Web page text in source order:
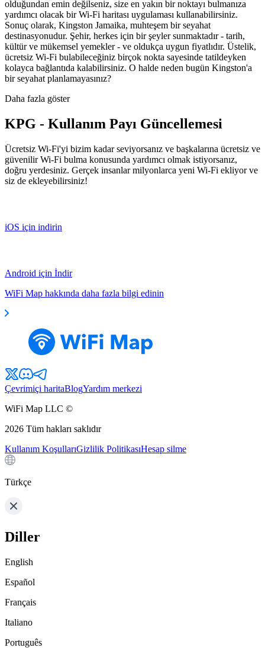
olduğundan emin değilseniz, size en yakın bir noktayı bulmanıza
yardımcı olacak bir Wi-Fi haritası uygulaması kullanabilirsiniz.
Sonuç olarak, Kingston Jamaika, muhteşem bir seyahat
destinasyonudur. Şehir, herkes için bir şeyler sunmaktadır - tarih,
kültür ve mükemsel yemekler - ve oldukça uygun fiyatlıdır. Üstelik,
ücretsiz Wi-Fi bulabileceğiniz birçok nokta sayesinde tatildeyken
kolayca bağlantıda kalabilirsiniz. O halde neden bugün Kingston'a
bir seyahat planlamayasınız?
Daha fazla göster
KPG - Kullanım Payı Güncellemesi
Ücretsiz Wi-Fi'yi bizim kadar seviyorsanız ve başkalarına ücretsiz ve
güvenilir Wi-Fi bulma konusunda yardımcı olmak istiyorsanız,
doğru yerdesiniz. Gerçek insanlar milyonlarca yeni Wi-Fi ekliyor ve
siz de ekleyebilirsiniz!
iOS için indirin
Android için İndir
WiFi Map hakkında daha fazla bilgi edinin
Çevrimiçi haritaBlogYardım merkezi
WiFi Map LLC ©
2026 Tüm hakları saklıdır
Kullanım KoşullarıGizlilik PolitikasıHesap silme
Türkçe
Diller
English
Español
Français
Italiano
Português